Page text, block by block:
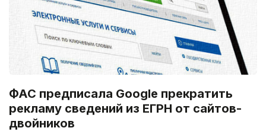
ФАС предписала Google прекратить
рекламу сведений из ЕГРН от сайтов-
двойников